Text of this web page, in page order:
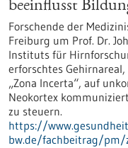
beeinflusst
Forschende der
Freiburg um Prof. Dr.
Instituts für
erforschtes
„Zona Incerta“, auf
Neokortex
zu steuern.
https://
bw.de/fachbeitrag/pm/